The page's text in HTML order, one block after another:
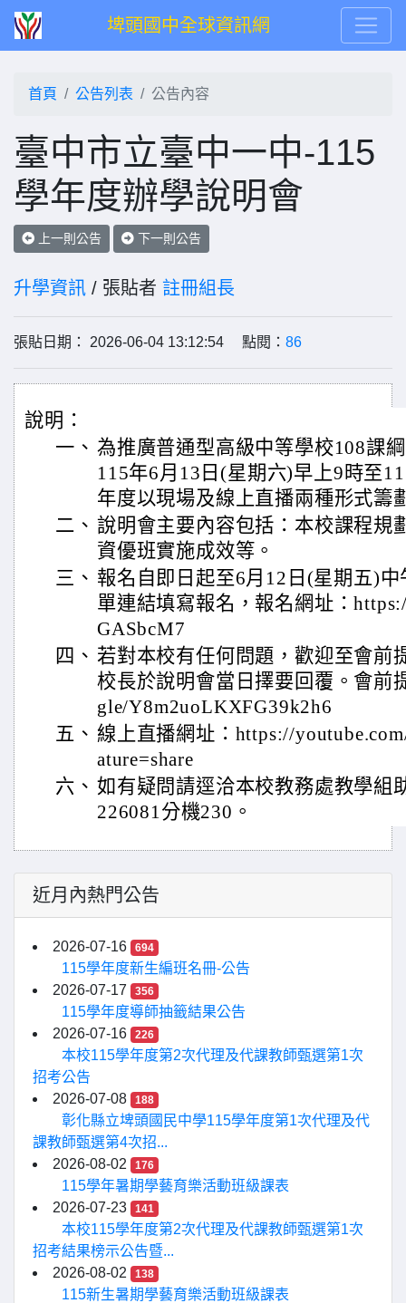
埤頭國中全球資訊網
首頁 公告列表 公告內容
臺中市立臺中一中-115
學年度辦學說明會
上一則公告 下一則公告
升學資訊 / 張貼者 註冊組長
張貼日期： 2026-06-04 13:12:54 點閱： 86
說明：
一、 為推廣普通型高級中等學校108課
115年6月13日(星期六)早上9時至
年度以現場及線上直播兩種形式籌
二、 說明會主要內容包括：本校課程規
資優班實施成效等。
三、 報名自即日起至6月12日(星期五)
單連結填寫報名，報名網址：
GASbcM7
四、 若對本校有任何問題，歡迎至會前
校長於說明會當日擇要回覆。會前
gle/Y8m2uoLKXFG39k2h6
五、 線上直播網址：https://
ature=share
六、 如有疑問請逕洽本校教務處教學組
226081分機230。
近月內熱門公告
2026-07-16 694
115學年度新生編班名冊-公告
2026-07-17
356
115學年度導師抽籤結果公告
2026-07-16
226
本校115學年度第2次代理及代課教師甄選第1次
招考公告
2026-07-08
188
彰化縣立埤頭國民中學115學年度第1次代理及代
課教師甄選第4次招...
2026-08-02
176
115學年暑期學藝育樂活動班級課表
2026-07-23
141
本校115學年度第2次代理及代課教師甄選第1次
招考結果榜示公告暨...
2026-08-02
138
115新生暑期學藝育樂活動班級課表